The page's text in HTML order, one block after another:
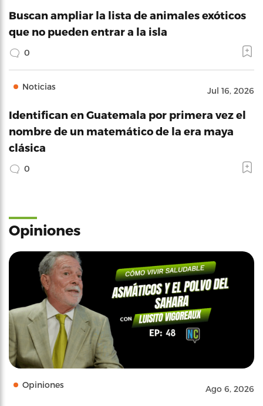
Buscan ampliar la lista de animales exóticos
que no pueden entrar a la isla
0
Noticias Jul 16, 2026
Identifican en Guatemala por primera vez el
nombre de un matemático de la era maya
clásica
0
Opiniones
Opiniones Ago 6, 2026